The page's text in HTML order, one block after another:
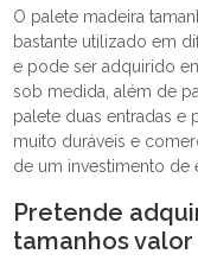
O palete madeira
bastante utilizado em
e pode ser adquirido
sob medida, além de
palete duas entradas e
muito duráveis e
de um investimento de
Pretende
tamanhos